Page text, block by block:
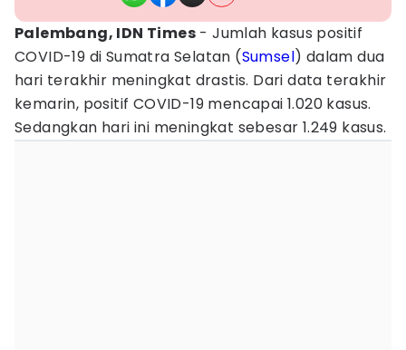
Palembang, IDN Times - Jumlah kasus positif
COVID-19 di Sumatra Selatan (Sumsel) dalam dua
hari terakhir meningkat drastis. Dari data terakhir
kemarin, positif COVID-19 mencapai 1.020 kasus.
Sedangkan hari ini meningkat sebesar 1.249 kasus.